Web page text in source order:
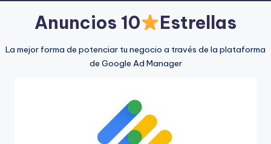
Anuncios 10 Estrellas
La mejor forma de potenciar tu negocio a través de la plataforma
de Google Ad Manager